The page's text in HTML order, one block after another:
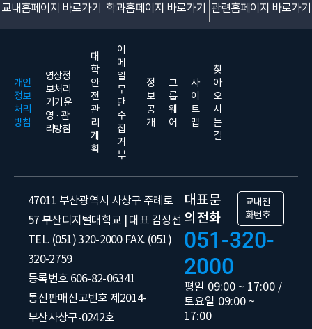
교내홈페이지 바로가기 학과홈페이지 바로가기 관련홈페이지 바로가기
개인
정보
처리
방침
영상정
보처리
기기 운
영 · 관
리방침
대
학
안
전
관
리
계
획
이
메
일
무
단
수
집
거
부
정
보
공
개
그
룹
웨
어
사
이
트
맵
찾
아
오
시
는
길
47011 부산광역시 사상구 주례로
57 부산디지털대학교 | 대표 김정선
TEL. (051) 320-2000 FAX. (051)
320-2759
등록번호 606-82-06341
통신판매신고번호 제2014-
부산사상구-0242호
대표문
의전화
교내전
화번호
051-320-
2000
평일 09:00 ~ 17:00 /
토요일 09:00 ~
17:00